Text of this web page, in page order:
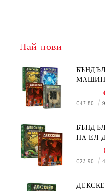
Най-нови
€47.80
НА ЕЛ
€23.90